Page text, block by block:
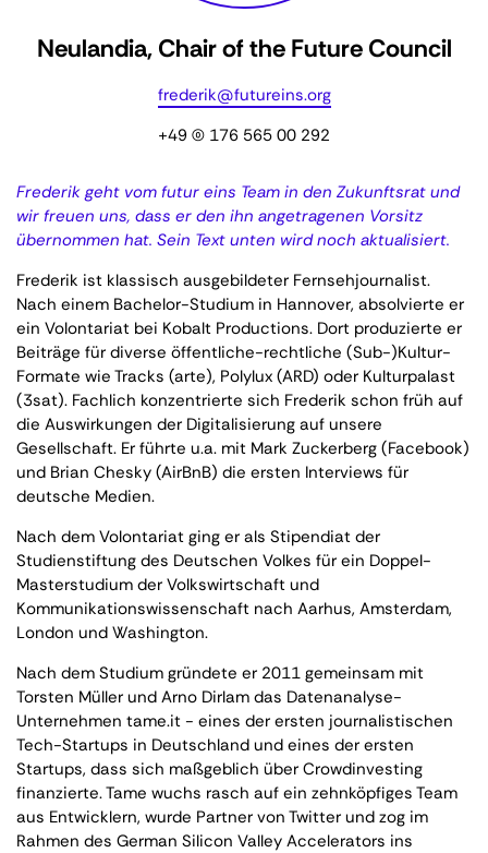
Neulandia, Chair of the Future Council
frederik@futureins.org
+49 (0) 176 565 00 292
Frederik geht vom futur eins Team in den Zukunftsrat und
wir freuen uns, dass er den ihn angetragenen Vorsitz
übernommen hat. Sein Text unten wird noch aktualisiert.
Frederik ist klassisch ausgebildeter Fernsehjournalist.
Nach einem Bachelor-Studium in Hannover, absolvierte er
ein Volontariat bei Kobalt Productions. Dort produzierte er
Beiträge für diverse öffentliche-rechtliche (Sub-)Kultur-
Formate wie Tracks (arte), Polylux (ARD) oder Kulturpalast
(3sat). Fachlich konzentrierte sich Frederik schon früh auf
die Auswirkungen der Digitalisierung auf unsere
Gesellschaft. Er führte u.a. mit Mark Zuckerberg (Facebook)
und Brian Chesky (AirBnB) die ersten Interviews für
deutsche Medien.
Nach dem Volontariat ging er als Stipendiat der
Studienstiftung des Deutschen Volkes für ein Doppel-
Masterstudium der Volkswirtschaft und
Kommunikationswissenschaft nach Aarhus, Amsterdam,
London und Washington.
Nach dem Studium gründete er 2011 gemeinsam mit
Torsten Müller und Arno Dirlam das Datenanalyse-
Unternehmen tame.it - eines der ersten journalistischen
Tech-Startups in Deutschland und eines der ersten
Startups, dass sich maßgeblich über Crowdinvesting
finanzierte. Tame wuchs rasch auf ein zehnköpfiges Team
aus Entwicklern, wurde Partner von Twitter und zog im
Rahmen des German Silicon Valley Accelerators ins